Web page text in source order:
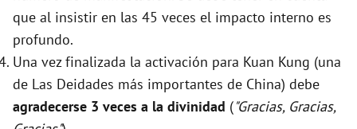
que al insistir en las 45 veces el impacto interno es
profundo.
Una vez finalizada la activación para Kuan Kung (una
de Las Deidades más importantes de China) debe
agradecerse 3 veces a la divinidad ("Gracias, Gracias,